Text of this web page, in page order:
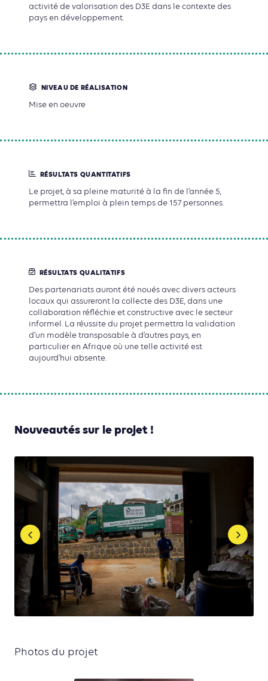
activité de valorisation des D3E dans le contexte des
pays en développement.
NIVEAU DE RÉALISATION
Mise en oeuvre
RÉSULTATS QUANTITATIFS
Le projet, à sa pleine maturité à la fin de l’année 5,
permettra l’emploi à plein temps de 157 personnes.
RÉSULTATS QUALITATIFS
Des partenariats auront été noués avec divers acteurs
locaux qui assureront la collecte des D3E, dans une
collaboration réfléchie et constructive avec le secteur
informel. La réussite du projet permettra la validation
d’un modèle transposable à d’autres pays, en
particulier en Afrique où une telle activité est
aujourd’hui absente.
Nouveautés sur le projet !
Photos du projet